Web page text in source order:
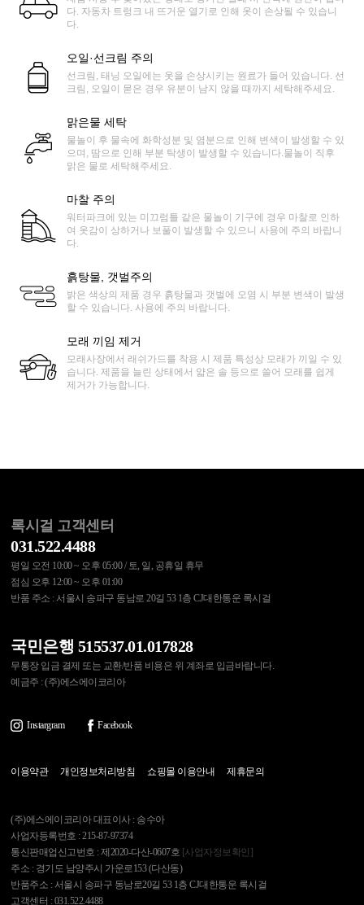
다. 자동차 트렁크 내 뜨거운 열기로 인해 옷이 손상될 수 있습니
다.
오일·선크림 주의
선크림, 태닝 오일에는 옷을 손상시키는 원료가 들어 있습니다. 선
크림, 오일이 묻은 경우 유분이 남지 않을 때까지 세탁해주세요.
맑은물 세탁
물놀이 후 물속에 화학성분 및 염분으로 인해 변색이 발생할 수 있
으며, 땀으로 인해 부분 탁생이 발생할 수 있습니다.물놀이 직후
맑은 물로 세탁해주세요.
마찰 주의
워터파크에 있는 미끄럼틀 같은 물놀이 기구에 경우 마찰로 인하
여 옷감이 상하거나 보풀이 발생할 수 있으니 사용에 주의 바랍니
다.
흙탕물, 갯벌주의
밝은 색상의 제품 경우 흙탕물과 갯벌에 오염 시 부분 변색이 발생
할 수 있습니다. 사용에 주의 바랍니다.
모래 끼임 제거
모래사장에서 래쉬가드를 착용 시 제품 특성상 모래가 끼일 수 있
습니다. 제품을 늘린 상태에서 얇은 솔 등으로 쓸어 모래를 쉽게
제거가 가능합니다.
록시걸 고객센터
031.522.4488
평일 오전 10:00 ~ 오후 05:00 / 토, 일, 공휴일 휴무
점심 오후 12:00 ~ 오후 01:00
반품 주소 : 서울시 송파구 동남로 20길 53 1층 CJ대한통운 록시걸
국민은행 515537.01.017828
무통장 입금 결제 또는 교환/반품 비용은 위 계좌로 입금바랍니다.
예금주 : (주)에스에이코리아
Instargram Facebook
이용약관 개인정보처리방침 쇼핑몰 이용안내 제휴문의
(주)에스에이코리아 대표이사 : 송수아
사업자등록번호 : 215-87-97374
통신판매업신고번호 : 제2020-다산-0607호 [사업자정보확인]
주소 : 경기도 남양주시 가운로153 (다산동)
반품주소 : 서울시 송파구 동남로20길 53 1층 CJ대한통운 록시걸
고객센터 : 031.522.4488